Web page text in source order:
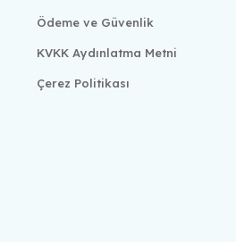
Ödeme ve Güvenlik
KVKK Aydınlatma Metni
Çerez Politikası